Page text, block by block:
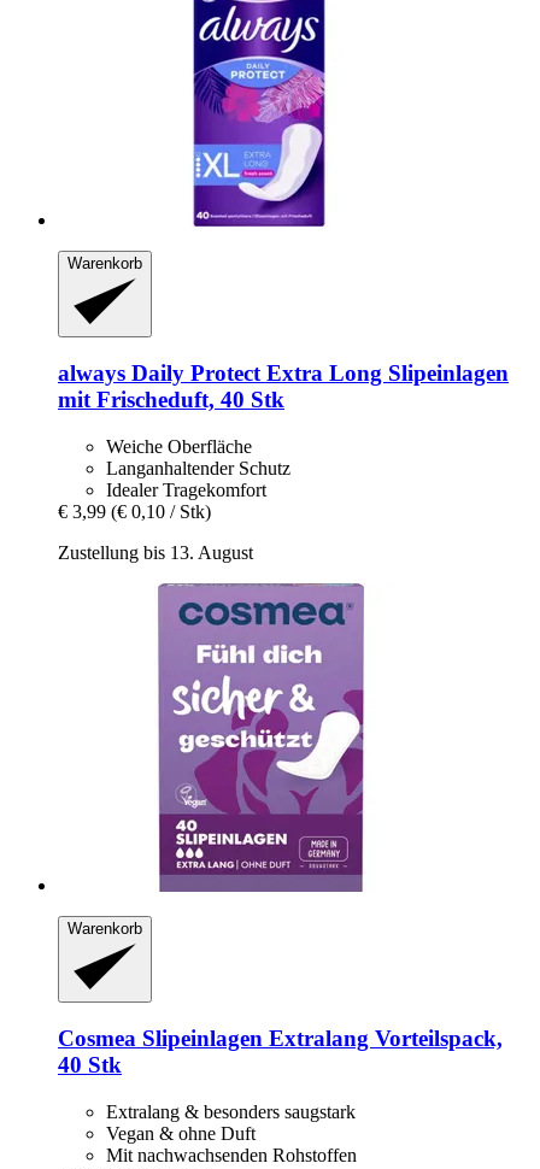
Warenkorb
always Daily Protect Extra Long Slipeinlagen
mit Frischeduft, 40 Stk
Weiche Oberfläche
Langanhaltender Schutz
Idealer Tragekomfort
€ 3,99 (€ 0,10 / Stk)
Zustellung bis 13. August
Warenkorb
Cosmea Slipeinlagen Extralang Vorteilspack,
40 Stk
Extralang & besonders saugstark
Vegan & ohne Duft
Mit nachwachsenden Rohstoffen